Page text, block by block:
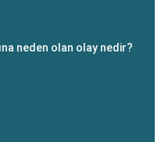
neden olan olay nedir?